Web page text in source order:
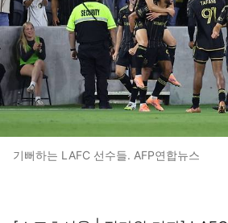
기뻐하는 LAFC 선수들. AFP연합뉴스